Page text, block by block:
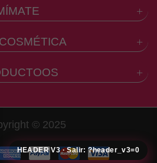
© 2025